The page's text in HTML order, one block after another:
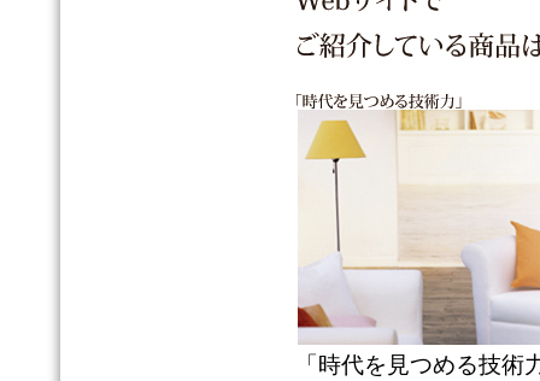
「時代を見つめる技術